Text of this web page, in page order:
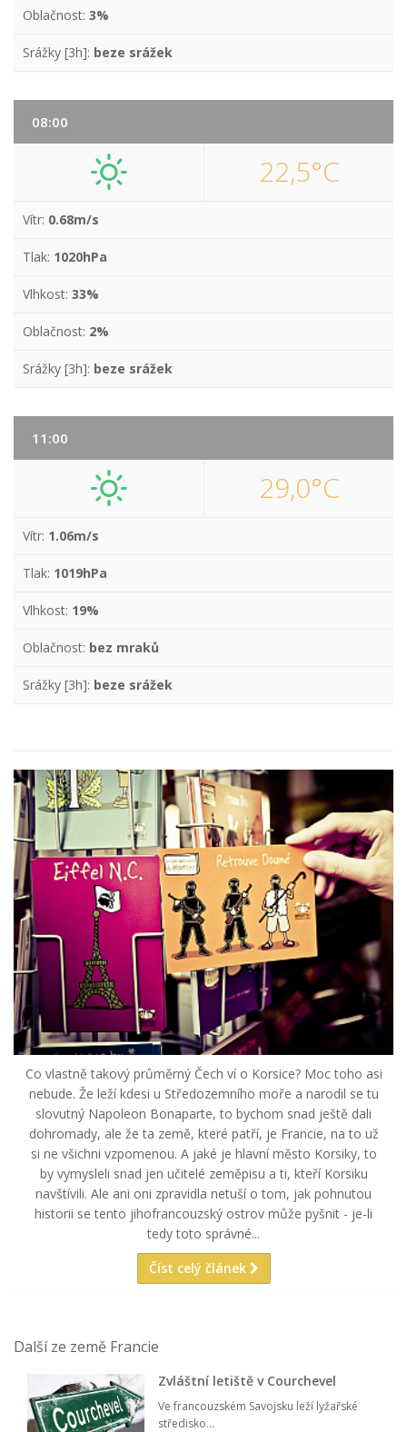
Oblačnost: 3%
Srážky [3h]: beze srážek
08:00
22,5°C
Vítr: 0.68m/s
Tlak: 1020hPa
Vlhkost: 33%
Oblačnost: 2%
Srážky [3h]: beze srážek
11:00
29,0°C
Vítr: 1.06m/s
Tlak: 1019hPa
Vlhkost: 19%
Oblačnost: bez mraků
Srážky [3h]: beze srážek
Co vlastně takový průměrný Čech ví o Korsice? Moc toho asi
nebude. Že leží kdesi u Středozemního moře a narodil se tu
slovutný Napoleon Bonaparte, to bychom snad ještě dali
dohromady, ale že ta země, které patří, je Francie, na to už
si ne všichni vzpomenou. A jaké je hlavní město Korsiky, to
by vymysleli snad jen učitelé zeměpisu a ti, kteří Korsiku
navštívili. Ale ani oni zpravidla netuší o tom, jak pohnutou
historii se tento jihofrancouzský ostrov může pyšnit - je-li
tedy toto správné...
Číst celý článek
Další ze země Francie
Zvláštní letiště v Courchevel
Ve francouzském Savojsku leží lyžařské
středisko...